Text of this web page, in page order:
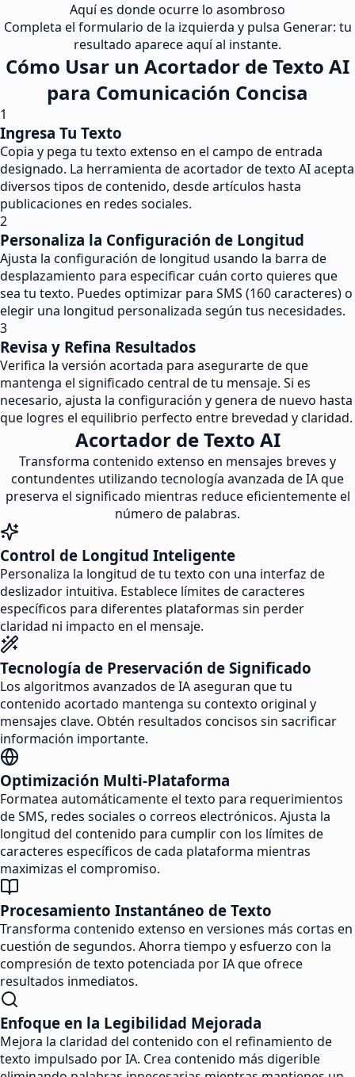
Aquí es donde ocurre lo asombroso
Completa el formulario de la izquierda y pulsa Generar: tu
resultado aparece aquí al instante.
Cómo Usar un Acortador de Texto AI
para Comunicación Concisa
1
Ingresa Tu Texto
Copia y pega tu texto extenso en el campo de entrada
designado. La herramienta de acortador de texto AI acepta
diversos tipos de contenido, desde artículos hasta
publicaciones en redes sociales.
2
Personaliza la Configuración de Longitud
Ajusta la configuración de longitud usando la barra de
desplazamiento para especificar cuán corto quieres que
sea tu texto. Puedes optimizar para SMS (160 caracteres) o
elegir una longitud personalizada según tus necesidades.
3
Revisa y Refina Resultados
Verifica la versión acortada para asegurarte de que
mantenga el significado central de tu mensaje. Si es
necesario, ajusta la configuración y genera de nuevo hasta
que logres el equilibrio perfecto entre brevedad y claridad.
Acortador de Texto AI
Transforma contenido extenso en mensajes breves y
contundentes utilizando tecnología avanzada de IA que
preserva el significado mientras reduce eficientemente el
número de palabras.
Control de Longitud Inteligente
Personaliza la longitud de tu texto con una interfaz de
deslizador intuitiva. Establece límites de caracteres
específicos para diferentes plataformas sin perder
claridad ni impacto en el mensaje.
Tecnología de Preservación de Significado
Los algoritmos avanzados de IA aseguran que tu
contenido acortado mantenga su contexto original y
mensajes clave. Obtén resultados concisos sin sacrificar
información importante.
Optimización Multi-Plataforma
Formatea automáticamente el texto para requerimientos
de SMS, redes sociales o correos electrónicos. Ajusta la
longitud del contenido para cumplir con los límites de
caracteres específicos de cada plataforma mientras
maximizas el compromiso.
Procesamiento Instantáneo de Texto
Transforma contenido extenso en versiones más cortas en
cuestión de segundos. Ahorra tiempo y esfuerzo con la
compresión de texto potenciada por IA que ofrece
resultados inmediatos.
Enfoque en la Legibilidad Mejorada
Mejora la claridad del contenido con el refinamiento de
texto impulsado por IA. Crea contenido más digerible